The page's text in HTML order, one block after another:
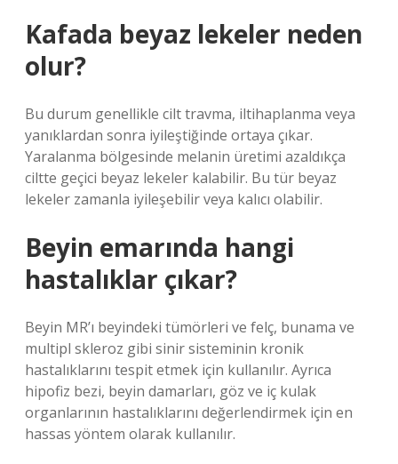
Kafada beyaz lekeler neden
olur?
Bu durum genellikle cilt travma, iltihaplanma veya
yanıklardan sonra iyileştiğinde ortaya çıkar.
Yaralanma bölgesinde melanin üretimi azaldıkça
ciltte geçici beyaz lekeler kalabilir. Bu tür beyaz
lekeler zamanla iyileşebilir veya kalıcı olabilir.
Beyin emarında hangi
hastalıklar çıkar?
Beyin MR’ı beyindeki tümörleri ve felç, bunama ve
multipl skleroz gibi sinir sisteminin kronik
hastalıklarını tespit etmek için kullanılır. Ayrıca
hipofiz bezi, beyin damarları, göz ve iç kulak
organlarının hastalıklarını değerlendirmek için en
hassas yöntem olarak kullanılır.